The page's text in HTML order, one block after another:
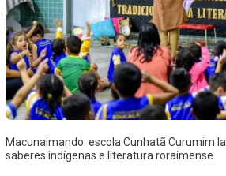
Macunaimando: escola Cunhatã Curumim
saberes indígenas e literatura roraimense